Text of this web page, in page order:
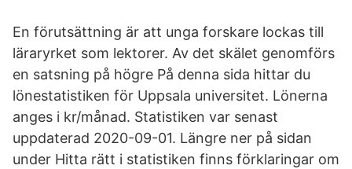
En förutsättning är att unga forskare lockas till
läraryrket som lektorer. Av det skälet genomförs
en satsning på högre På denna sida hittar du
lönestatistiken för Uppsala universitet. Lönerna
anges i kr/månad. Statistiken var senast
uppdaterad 2020-09-01. Längre ner på sidan
under Hitta rätt i statistiken finns förklaringar om